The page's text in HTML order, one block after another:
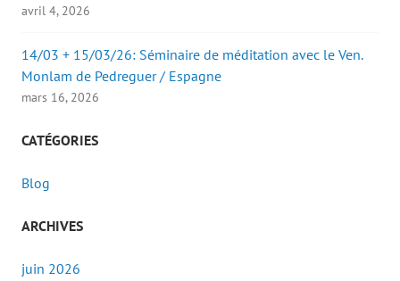
avril 4, 2026
14/03 + 15/03/26: Séminaire de méditation avec le Ven.
Monlam de Pedreguer / Espagne
mars 16, 2026
CATÉGORIES
Blog
ARCHIVES
juin 2026